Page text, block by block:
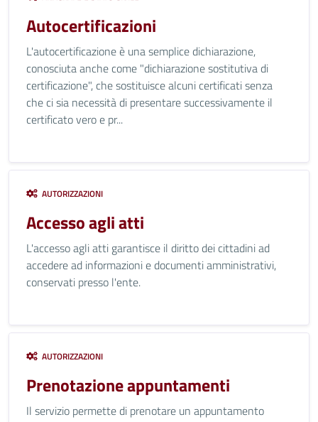
Autocertificazioni
L'autocertificazione è una semplice dichiarazione,
conosciuta anche come "dichiarazione sostitutiva di
certificazione", che sostituisce alcuni certificati senza
che ci sia necessità di presentare successivamente il
certificato vero e pr...
AUTORIZZAZIONI
Accesso agli atti
L'accesso agli atti garantisce il diritto dei cittadini ad
accedere ad informazioni e documenti amministrativi,
conservati presso l'ente.
AUTORIZZAZIONI
Prenotazione appuntamenti
Il servizio permette di prenotare un appuntamento